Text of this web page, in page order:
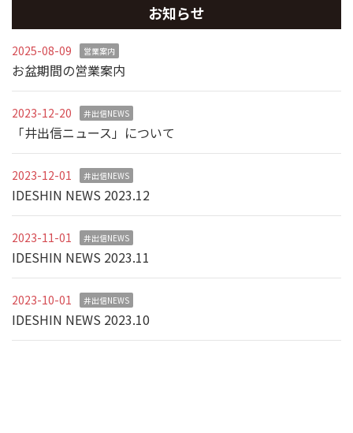
お知らせ
2025-08-09 営業案内
お盆期間の営業案内
2023-12-20 井出信NEWS
「井出信ニュース」について
2023-12-01 井出信NEWS
IDESHIN NEWS 2023.12
2023-11-01 井出信NEWS
IDESHIN NEWS 2023.11
2023-10-01 井出信NEWS
IDESHIN NEWS 2023.10